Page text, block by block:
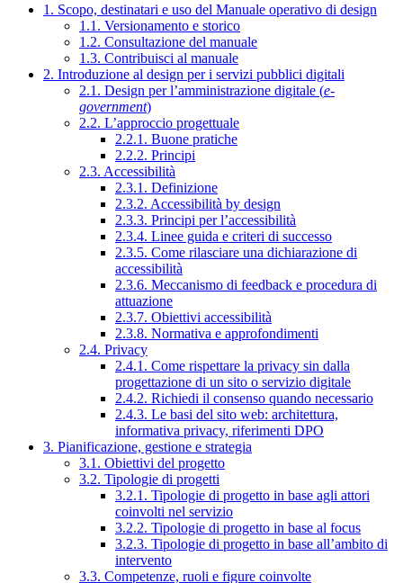
1. Scopo, destinatari e uso del Manuale operativo di design
1.1. Versionamento e storico
1.2. Consultazione del manuale
1.3. Contribuisci al manuale
2. Introduzione al design per i servizi pubblici digitali
2.1. Design per l’amministrazione digitale (e-
government)
2.2. L’approccio progettuale
2.2.1. Buone pratiche
2.2.2. Principi
2.3. Accessibilità
2.3.1. Definizione
2.3.2. Accessibilità by design
2.3.3. Principi per l’accessibilità
2.3.4. Linee guida e criteri di successo
2.3.5. Come rilasciare una dichiarazione di
accessibilità
2.3.6. Meccanismo di feedback e procedura di
attuazione
2.3.7. Obiettivi accessibilità
2.3.8. Normativa e approfondimenti
2.4. Privacy
2.4.1. Come rispettare la privacy sin dalla
progettazione di un sito o servizio digitale
2.4.2. Richiedi il consenso quando necessario
2.4.3. Le basi del sito web: architettura,
informativa privacy, riferimenti DPO
3. Pianificazione, gestione e strategia
3.1. Obiettivi del progetto
3.2. Tipologie di progetti
3.2.1. Tipologie di progetto in base agli attori
coinvolti nel servizio
3.2.2. Tipologie di progetto in base al focus
3.2.3. Tipologie di progetto in base all’ambito di
intervento
3.3. Competenze, ruoli e figure coinvolte